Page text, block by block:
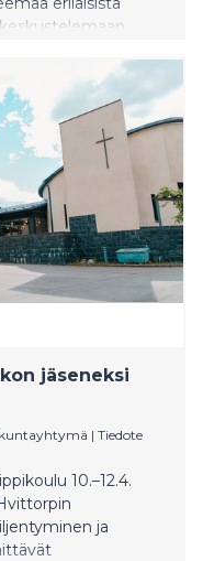
jäseneksi
| Tiedote
10.–12.4.
ja